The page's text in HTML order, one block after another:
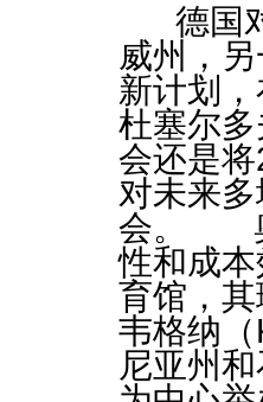
德国对
威州，
新计划
杜塞尔
会还是
对未来
会。 奥
性和成
育馆，
韦格纳
尼亚州